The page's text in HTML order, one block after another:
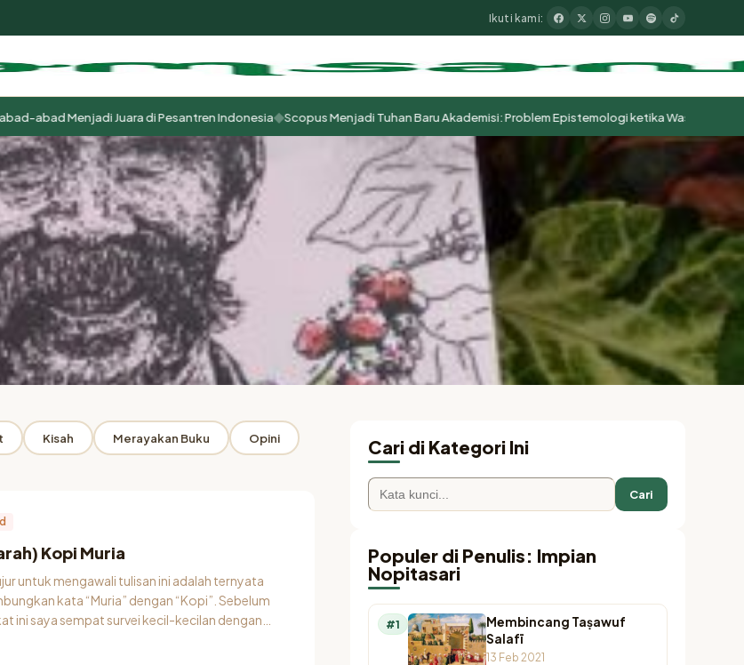
Ikuti kami:
Menjadi Juara di Pesantren Indonesia◆Scopus Menjadi Tuhan Baru Akademisi: Problem Epistemologi ketika Wasā’il Berubah
Kisah Merayakan Buku Opini
Kopi Muria
untuk mengawali tulisan ini adalah ternyata
kata “Muria” dengan “Kopi”. Sebelum
ini saya sempat survei kecil-kecilan dengan
Cari di Kategori Ini
Cari
Populer di Penulis: Impian
Nopitasari
#1
Membincang Taṣawuf
Salafī
13 Feb 2021